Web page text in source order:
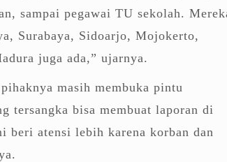
sampai pegawai TU sekolah.
Surabaya, Sidoarjo, Mojokerto,
juga ada,” ujarnya.
masih membuka pintu
tersangka bisa membuat laporan di
beri atensi lebih karena korban dan